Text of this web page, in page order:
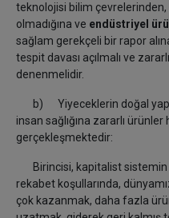
teknolojisi bilim çevrelerinden,
olmadığına ve endüstriyel
sağlam gerekçeli bir rapor
tespit davası açılmalı ve
denenmelidir.
b) Yiyeceklerin doğal
insan sağlığına zararlı
gerçekleşmektedir:
Birincisi, kapitalist sistemin
rekabet koşullarında,
çok kazanmak, daha fazla